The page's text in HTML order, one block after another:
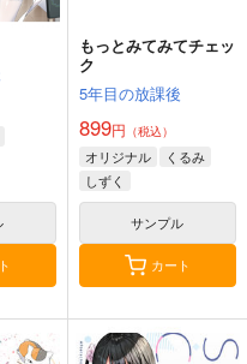
ター 2
黒白のアヴェスター 1
もっとみてみてチェッ
ク
5年目の放課後
899円 （税込）
オリジナル
くるみ
しずく
サンプル
カート